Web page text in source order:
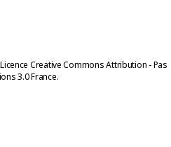
Creative Commons Attribution - Pas
3.0 France.